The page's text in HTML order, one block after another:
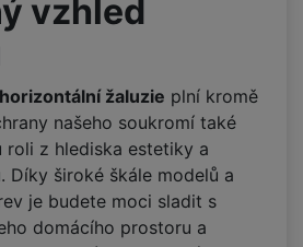
vzhled
žaluzie plní kromě
našeho soukromí také
roli z hlediska estetiky a
Díky široké škále modelů a
je budete moci sladit s
domácího prostoru a